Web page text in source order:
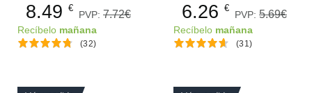
8.49 €
PVP: 7.72€
Recíbelo mañana
(32)
6.26 €
PVP: 5.69€
Recíbelo mañana
(31)